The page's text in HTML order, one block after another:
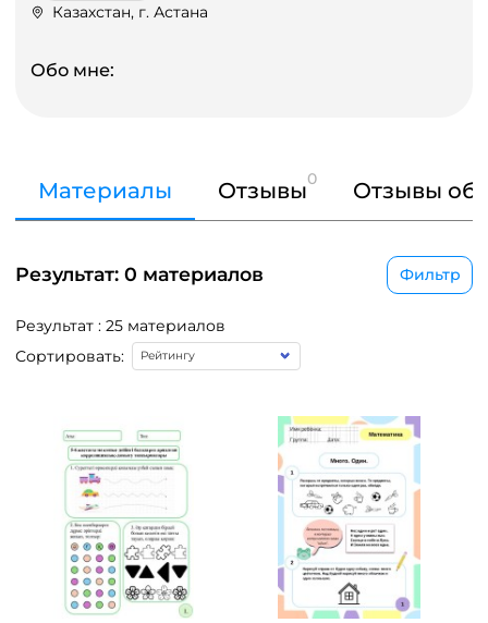
Казахстан, г. Астана
Обо мне:
Материалы Отзывы0 Отзывы об
Результат: 0 материалов Фильтр
Результат : 25 материалов
Сортировать: